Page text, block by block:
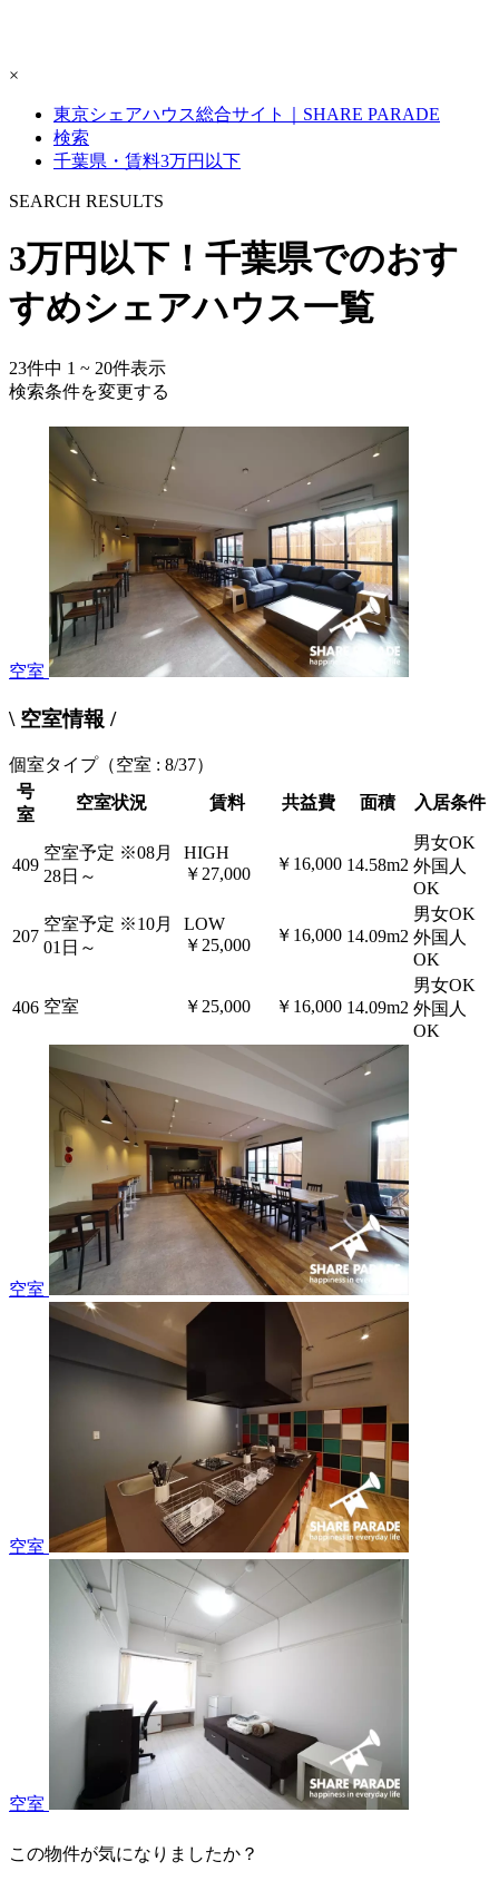
×
東京シェアハウス総合サイト｜SHARE PARADE
検索
千葉県・賃料3万円以下
SEARCH RESULTS
3万円以下！千葉県でのおす
すめシェアハウス一覧
23件中 1 ~ 20件表示
検索条件を変更する
空室
\ 空室情報 /
個室タイプ（空室 : 8/37）
号
室
空室状況 賃料 共益費 面積 入居条件
409
空室予定 ※08月
28日～
HIGH
￥27,000
￥16,000 14.58m2
男女OK
外国人
OK
207
空室予定 ※10月
01日～
LOW
￥25,000
￥16,000 14.09m2
男女OK
外国人
OK
406 空室 ￥25,000 ￥16,000 14.09m2
男女OK
外国人
OK
空室
空室
空室
この物件が気になりましたか？